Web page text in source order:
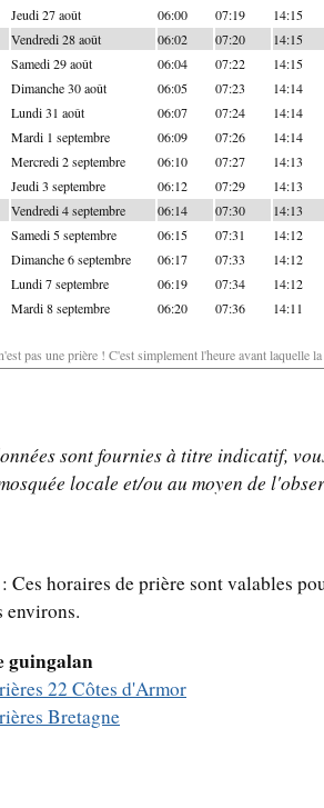
Jeudi 27 août 06:00 07:19 14:15
Vendredi 28 août 06:02 07:20 14:15
Samedi 29 août 06:04 07:22 14:15
Dimanche 30 août 06:05 07:23 14:14
Lundi 31 août 06:07 07:24 14:14
Mardi 1 septembre 06:09 07:26 14:14
Mercredi 2 septembre 06:10 07:27 14:13
Jeudi 3 septembre 06:12 07:29 14:13
Vendredi 4 septembre 06:14 07:30 14:13
Samedi 5 septembre 06:15 07:31 14:12
Dimanche 6 septembre 06:17 07:33 14:12
Lundi 7 septembre 06:19 07:34 14:12
Mardi 8 septembre 06:20 07:36 14:11
pas une prière ! C'est simplement l'heure avant laquelle
sont fournies à titre indicatif,
locale et/ou au moyen de
Ces horaires de prière sont valables
environs.
guingalan
22 Côtes d'Armor
Bretagne